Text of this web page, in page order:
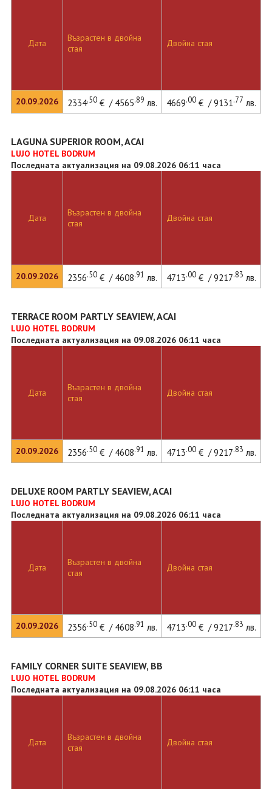
Дата
20.09.2026
Възрастен в двойна
стая
Двойна стая
2334.50€ / 4565.89 лв. 4669.00€ / 9131.77 лв.
LAGUNA SUPERIOR ROOM, ACAI
LUJO HOTEL BODRUM
Последната актуализация на 09.08.2026 06:11 часа
Дата
20.09.2026
Възрастен в двойна
стая
Двойна стая
2356.50€ / 4608.91 лв. 4713.00€ / 9217.83 лв.
TERRACE ROOM PARTLY SEAVIEW, ACAI
LUJO HOTEL BODRUM
Последната актуализация на 09.08.2026 06:11 часа
Дата
20.09.2026
Възрастен в двойна
стая
Двойна стая
2356.50€ / 4608.91 лв. 4713.00€ / 9217.83 лв.
DELUXE ROOM PARTLY SEAVIEW, ACAI
LUJO HOTEL BODRUM
Последната актуализация на 09.08.2026 06:11 часа
Дата
20.09.2026
Възрастен в двойна
стая
Двойна стая
2356.50€ / 4608.91 лв. 4713.00€ / 9217.83 лв.
FAMILY CORNER SUITE SEAVIEW, BB
LUJO HOTEL BODRUM
Последната актуализация на 09.08.2026 06:11 часа
Дата
Възрастен в двойна
стая
Двойна стая